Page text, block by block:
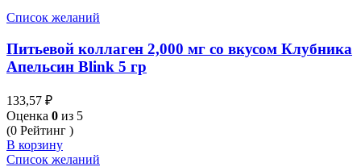
Список желаний
Питьевой коллаген 2,000 мг со вкусом Клубника
Апельсин Blink 5 гр
133,57 ₽
Оценка 0 из 5
(0 Рейтинг )
В корзину
Список желаний